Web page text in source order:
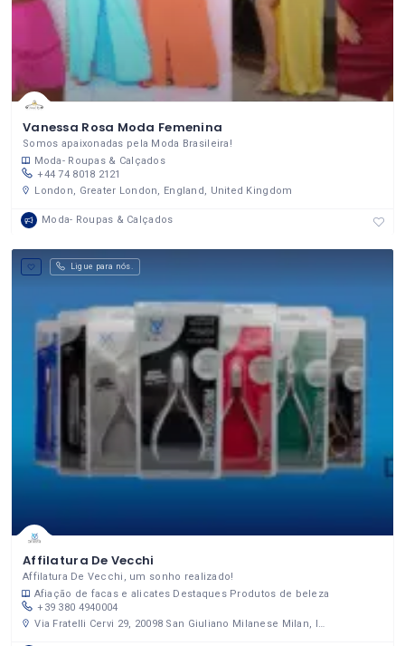
Vanessa Rosa Moda Femenina
Somos apaixonadas pela Moda Brasileira!
Moda- Roupas & Calçados
+44 74 8018 2121
London, Greater London, England, United Kingdom
Moda- Roupas & Calçados
Ligue para nós.
Affilatura De Vecchi
Affilatura De Vecchi, um sonho realizado!
Afiação de facas e alicates Destaques Produtos de beleza
+39 380 4940004
Via Fratelli Cervi 29, 20098 San Giuliano Milanese Milan, Italy